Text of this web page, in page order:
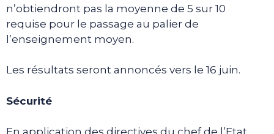
n’obtiendront pas la moyenne de 5 sur 10
requise pour le passage au palier de
l’enseignement moyen.
Les résultats seront annoncés vers le 16 juin.
Sécurité